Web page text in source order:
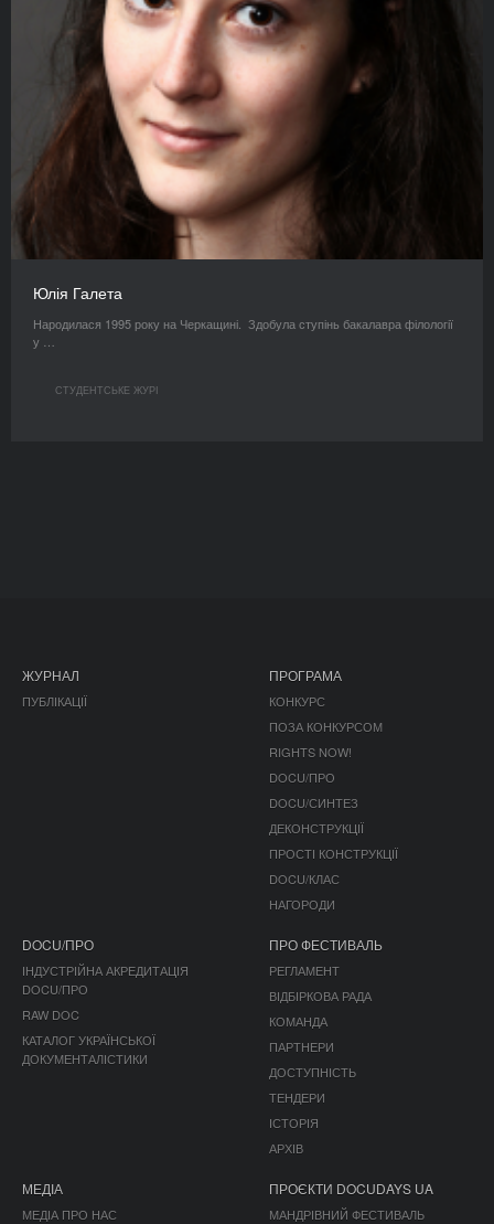
Юлія Галета
Народилася 1995 року на Черкащині. Здобула ступінь бакалавра філології
у …
СТУДЕНТСЬКЕ ЖУРІ
ЖУРНАЛ
ПУБЛІКАЦІЇ
ПРОГРАМА
КОНКУРС
ПОЗА КОНКУРСОМ
RIGHTS NOW!
DOCU/ПРО
DOCU/СИНТЕЗ
ДЕКОНСТРУКЦІЇ
ПРОСТІ КОНСТРУКЦІЇ
DOCU/КЛАС
НАГОРОДИ
DOCU/ПРО
ІНДУСТРІЙНА АКРЕДИТАЦІЯ
DOCU/ПРО
RAW DOC
КАТАЛОГ УКРАЇНСЬКОЇ
ДОКУМЕНТАЛІСТИКИ
ПРО ФЕСТИВАЛЬ
РЕГЛАМЕНТ
ВІДБІРКОВА РАДА
КОМАНДА
ПАРТНЕРИ
ДОСТУПНІСТЬ
ТЕНДЕРИ
ІСТОРІЯ
АРХІВ
МЕДІА
МЕДІА ПРО НАС
ПРОЄКТИ DOCUDAYS UA
МАНДРІВНИЙ ФЕСТИВАЛЬ